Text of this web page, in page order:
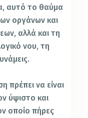
αυτό το θαύμα
οργάνων και
αλλά και τη
νου, τη
πρέπει να είναι
ύψιστο και
οποίο πήρες